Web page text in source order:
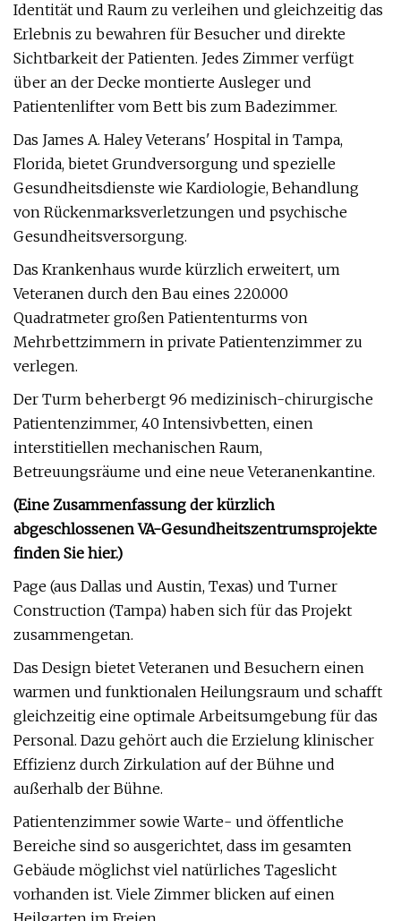
Identität und Raum zu verleihen und gleichzeitig das
Erlebnis zu bewahren für Besucher und direkte
Sichtbarkeit der Patienten. Jedes Zimmer verfügt
über an der Decke montierte Ausleger und
Patientenlifter vom Bett bis zum Badezimmer.
Das James A. Haley Veterans' Hospital in Tampa,
Florida, bietet Grundversorgung und spezielle
Gesundheitsdienste wie Kardiologie, Behandlung
von Rückenmarksverletzungen und psychische
Gesundheitsversorgung.
Das Krankenhaus wurde kürzlich erweitert, um
Veteranen durch den Bau eines 220.000
Quadratmeter großen Patiententurms von
Mehrbettzimmern in private Patientenzimmer zu
verlegen.
Der Turm beherbergt 96 medizinisch-chirurgische
Patientenzimmer, 40 Intensivbetten, einen
interstitiellen mechanischen Raum,
Betreuungsräume und eine neue Veteranenkantine.
(Eine Zusammenfassung der kürzlich
abgeschlossenen VA-Gesundheitszentrumsprojekte
finden Sie hier.)
Page (aus Dallas und Austin, Texas) und Turner
Construction (Tampa) haben sich für das Projekt
zusammengetan.
Das Design bietet Veteranen und Besuchern einen
warmen und funktionalen Heilungsraum und schafft
gleichzeitig eine optimale Arbeitsumgebung für das
Personal. Dazu gehört auch die Erzielung klinischer
Effizienz durch Zirkulation auf der Bühne und
außerhalb der Bühne.
Patientenzimmer sowie Warte- und öffentliche
Bereiche sind so ausgerichtet, dass im gesamten
Gebäude möglichst viel natürliches Tageslicht
vorhanden ist. Viele Zimmer blicken auf einen